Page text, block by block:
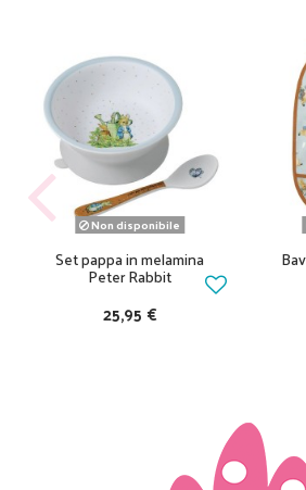
Non disponibile
Set pappa in melamina
Peter Rabbit
25,95 €